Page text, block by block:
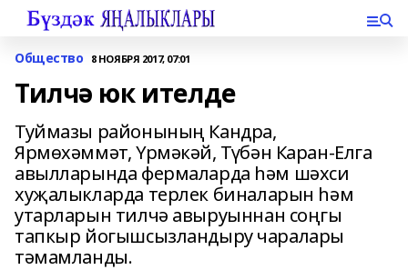
Общество 8 НОЯБРЯ 2017, 07:01
Тилчә юк ителде
Туймазы районының Кандра,
Ярмөхәммәт, Үрмәкәй, Түбән Каран-Елга
авылларында фермаларда һәм шәхси
хуҗалыкларда терлек биналарын һәм
утарларын тилчә авыруыннан соңгы
тапкыр йогышсызландыру чаралары
тәмамланды.